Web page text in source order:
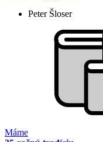
Peter Šloser
Máme